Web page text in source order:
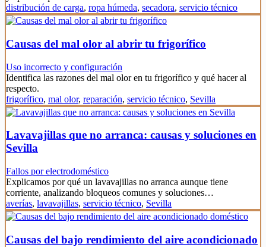
distribución de carga, ropa húmeda, secadora, servicio técnico
Causas del mal olor al abrir tu frigorífico
Uso incorrecto y configuración
Identifica las razones del mal olor en tu frigorífico y qué hacer al
respecto.
frigorífico, mal olor, reparación, servicio técnico, Sevilla
Lavavajillas que no arranca: causas y soluciones en
Sevilla
Fallos por electrodoméstico
Explicamos por qué un lavavajillas no arranca aunque tiene
corriente, analizando bloqueos comunes y soluciones…
averías, lavavajillas, servicio técnico, Sevilla
Causas del bajo rendimiento del aire acondicionado